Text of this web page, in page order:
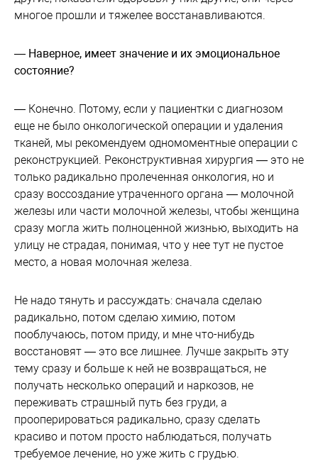
многое прошли и тяжелее восстанавливаются.
— Наверное, имеет значение и их эмоциональное
состояние?
— Конечно. Потому, если у пациентки с диагнозом
еще не было онкологической операции и удаления
тканей, мы рекомендуем одномоментные операции с
реконструкцией. Реконструктивная хирургия — это не
только радикально пролеченная онкология, но и
сразу воссоздание утраченного органа — молочной
железы или части молочной железы, чтобы женщина
сразу могла жить полноценной жизнью, выходить на
улицу не страдая, понимая, что у нее тут не пустое
место, а новая молочная железа.
Не надо тянуть и рассуждать: сначала сделаю
радикально, потом сделаю химию, потом
пооблучаюсь, потом приду, и мне что-нибудь
восстановят — это все лишнее. Лучше закрыть эту
тему сразу и больше к ней не возвращаться, не
получать несколько операций и наркозов, не
переживать страшный путь без груди, а
прооперироваться радикально, сразу сделать
красиво и потом просто наблюдаться, получать
требуемое лечение, но уже жить с грудью.